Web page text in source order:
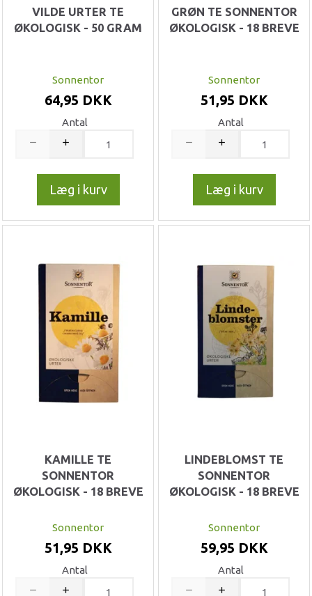
VILDE URTER TE
ØKOLOGISK - 50 GRAM
Sonnentor
64,95 DKK
Antal
Læg i kurv
GRØN TE SONNENTOR
ØKOLOGISK - 18 BREVE
Sonnentor
51,95 DKK
Antal
Læg i kurv
KAMILLE TE
SONNENTOR
ØKOLOGISK - 18 BREVE
Sonnentor
51,95 DKK
Antal
LINDEBLOMST TE
SONNENTOR
ØKOLOGISK - 18 BREVE
Sonnentor
59,95 DKK
Antal